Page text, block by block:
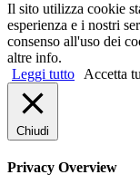
Il sito utilizza cookie
esperienza e i nostri
consenso all'uso dei
altre info.
Leggi tutto
Accetta
Chiudi
Privacy Overview